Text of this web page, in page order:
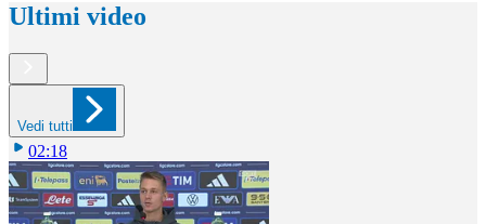
Ultimi video
Vedi tutti
02:18